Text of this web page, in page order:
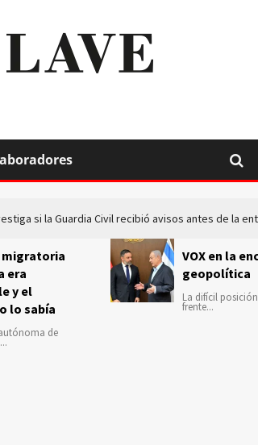
si la Guardia Civil recibió avisos antes de la
migratoria
era
y el
lo sabía
de
VOX en la
geopolítica
La difícil
frente...